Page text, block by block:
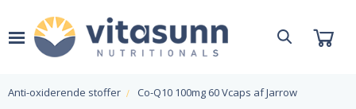
Anti-oxiderende stoffer Co-Q10 100mg 60 Vcaps af Jarrow